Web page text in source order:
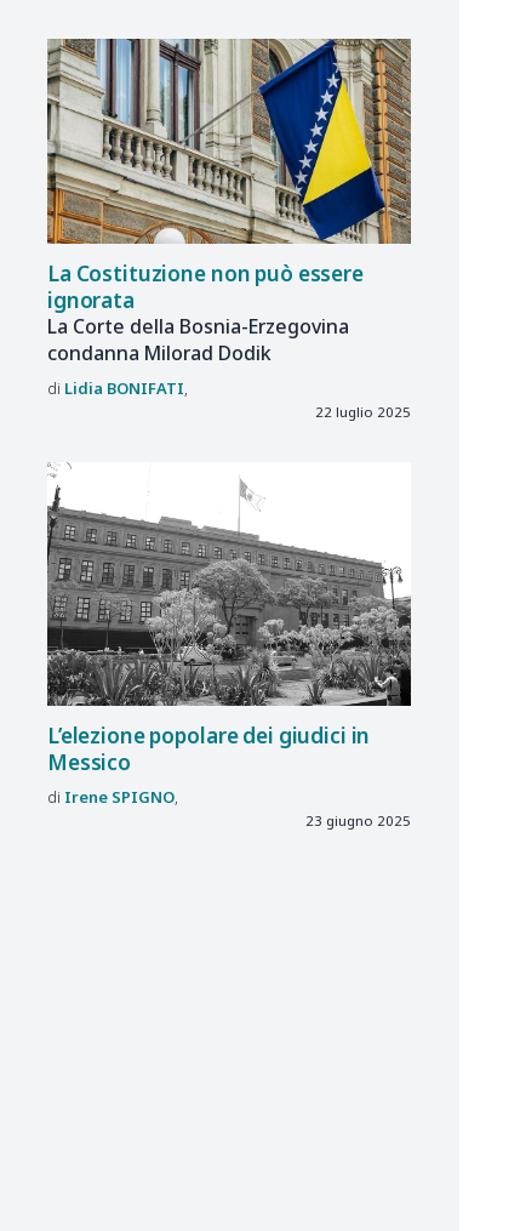
La Costituzione non può essere
ignorata
La Corte della Bosnia-Erzegovina
condanna Milorad Dodik
Lidia BONIFATI
22 luglio 2025
L’elezione popolare dei giudici in
Messico
Irene SPIGNO
23 giugno 2025